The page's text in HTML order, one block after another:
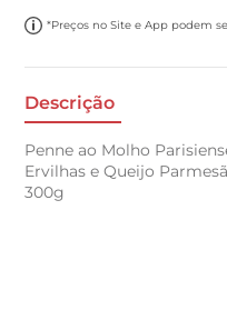
*Preços no Site e App podem
Descrição
Penne ao Molho
Ervilhas e Queijo
300g